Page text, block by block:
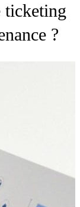
ticketing
?